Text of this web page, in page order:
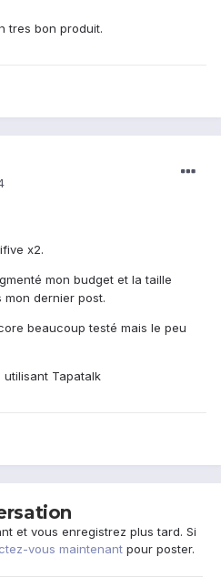
tres bon produit.
x2.
mon budget et la taille
dernier post.
beaucoup testé mais le peu
utilisant Tapatalk
et vous enregistrez plus tard. Si
vous maintenant pour poster.